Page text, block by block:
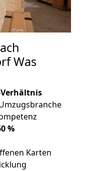
Was
%
Karten